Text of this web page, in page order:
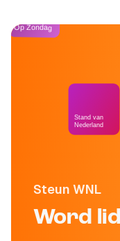
Steun WNL
Word
Op Zondag
Stand van
Nederland